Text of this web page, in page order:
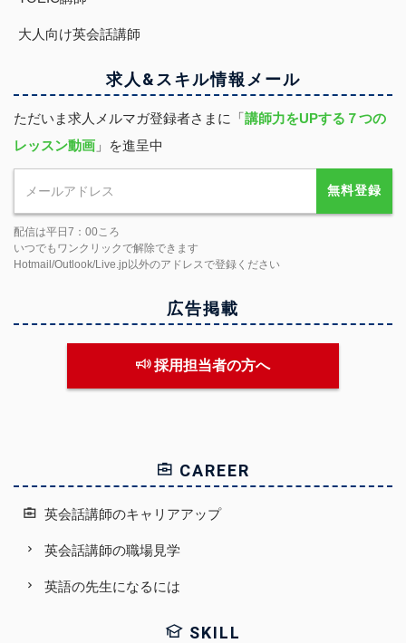
大人向け英会話講師
求人&スキル情報 メール
ただいま求人メルマガ登録者さまに「講師力をUPする７つの
レッスン動画 」を進呈中
無料登録
配信は平日7：00ころ
いつでもワンクリックで解除できます
Hotmail/Outlook/Live.jp以外のアドレスで登録ください
広告掲載
採用担当者の方へ
CAREER
英会話講師のキャリアアップ
英会話講師の職場見学
英語の先生になるには
SKILL